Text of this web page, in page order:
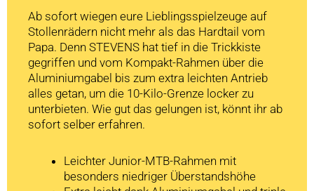
Ab sofort wiegen eure Lieblingsspielzeuge auf
Stollenrädern nicht mehr als das Hardtail vom
Papa. Denn STEVENS hat tief in die Trickkiste
gegriffen und vom Kompakt-Rahmen über die
Aluminiumgabel bis zum extra leichten Antrieb
alles getan, um die 10-Kilo-Grenze locker zu
unterbieten. Wie gut das gelungen ist, könnt ihr ab
sofort selber erfahren.
Leichter Junior-MTB-Rahmen mit
besonders niedriger Überstandshöhe